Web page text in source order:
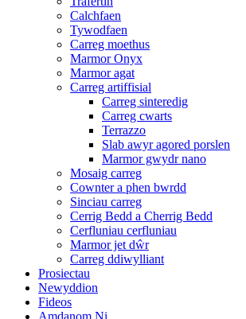
Calchfaen
Tywodfaen
Carreg moethus
Marmor Onyx
Marmor agat
Carreg artiffisial
Carreg sinteredig
Carreg cwarts
Terrazzo
Slab awyr agored porslen
Marmor gwydr nano
Mosaig carreg
Cownter a phen bwrdd
Sinciau carreg
Cerrig Bedd a Cherrig Bedd
Cerfluniau cerfluniau
Marmor jet dŵr
Carreg ddiwylliant
Prosiectau
Newyddion
Fideos
Amdanom Ni